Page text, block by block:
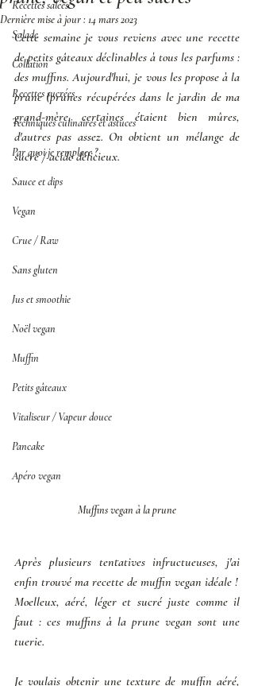
Recettes salées
Salade
Collation
Recettes sucrées
Techniques culinaires et astuces
Par quoi je remplace ?
Sauce et dips
Vegan
Crue / Raw
Sans gluten
Jus et smoothie
Noël vegan
Muffin
Petits gâteaux
Vitaliseur / Vapeur douce
Pancake
Apéro vegan
Dernière mise à jour :14 mars 2023
Cette semaine je vous reviens avec une recette
de petits gâteaux déclinables à tous les parfums :
des muffins. Aujourd'hui, je vous les propose à la
prune (prunes récupérées dans le jardin de ma
grand-mère, certaines étaient bien mûres,
d'autres pas assez. On obtient un mélange de
sucré / acide délicieux.
Muffins vegan à la prune
Après plusieurs tentatives infructueuses, j'ai
Moelleux, aéré, léger et sucré juste comme il
faut : ces muffins à la prune vegan sont une
tuerie.
Je voulais obtenir une texture de muffin aéré,